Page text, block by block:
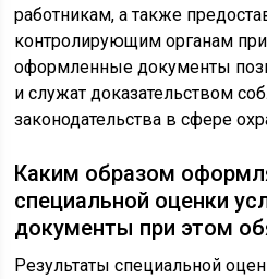
работникам, а также
контролирующим органам
оформленные документы
и служат доказательством
законодательства в сфере
Каким образом
специальной оценки
документы при этом
Результаты специальной